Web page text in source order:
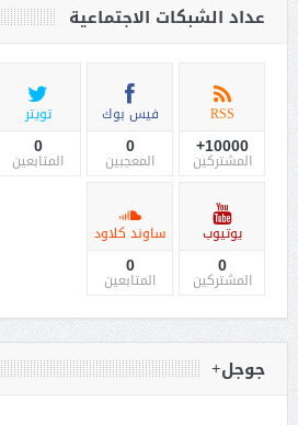
عداد الشبكات الاجتماعية
RSS
10000+
المشتركين
فيس بوك
0
المعجبين
تويتر
0
المتابعين
يوتيوب
0
المشتركين
ساوند كلاود
0
المتابعين
جوجل+